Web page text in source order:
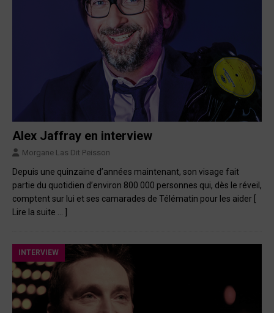
Alex Jaffray en interview
Morgane Las Dit Peisson
Depuis une quinzaine d’années maintenant, son visage fait
partie du quotidien d’environ 800 000 personnes qui, dès le réveil,
comptent sur lui et ses camarades de Télématin pour les aider
Lire la suite … ]
INTERVIEW